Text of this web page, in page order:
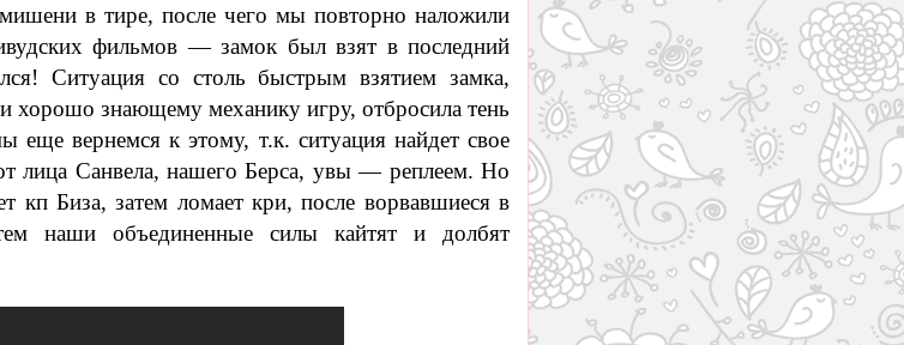
в тире, после чего мы повторно наложили
фильмов— замок был взят в последний
Ситуация со столь быстрым взятием замка,
знающему механику игру, отбросила тень
вернемся к этому, т.к. ситуация найдет свое
лица Санвела, нашего Берса, увы— реплеем. Но
кп Биза, затем ломает кри, после ворвавшиеся в
наши объединенные силы кайтят и долбят